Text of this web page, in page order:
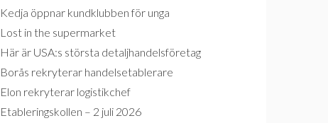
Kedja öppnar kundklubben för unga
Lost in the supermarket
Här är USA:s största detaljhandelsföretag
Borås rekryterar handelsetablerare
Elon rekryterar logistikchef
Etableringskollen – 2 juli 2026